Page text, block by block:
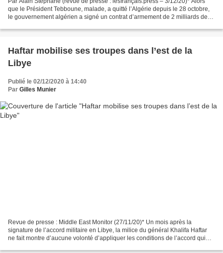
que le Président Tebboune, malade, a quitté l’Algérie depuis le 28 octobre,
le gouvernement algérien a signé un contrat d’armement de 2 milliards de
Haftar mobilise ses troupes dans l’est de la
Libye
Publié le 02/12/2020 à 14:40
Par Gilles Munier
Revue de presse : Middle East Monitor (27/11/20)* Un mois après la
signature de l’accord militaire en Libye, la milice du général Khalifa Haftar
ne fait montre d’aucune volonté d’appliquer les conditions de l’accord qui